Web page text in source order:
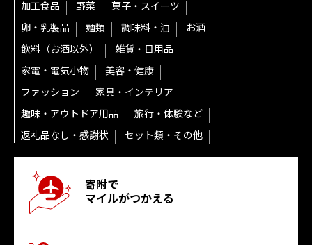
加工食品
野菜
菓子・スイーツ
卵・乳製品
麺類 調味料・油
お酒
飲料（お酒以外）
雑貨・日用品
家電・電気小物
美容・健康
ファッション
家具・インテリア
趣味・アウトドア用品
旅行・体験など
返礼品なし・感謝状
セット類・その他
寄附で
マイルがつかえる